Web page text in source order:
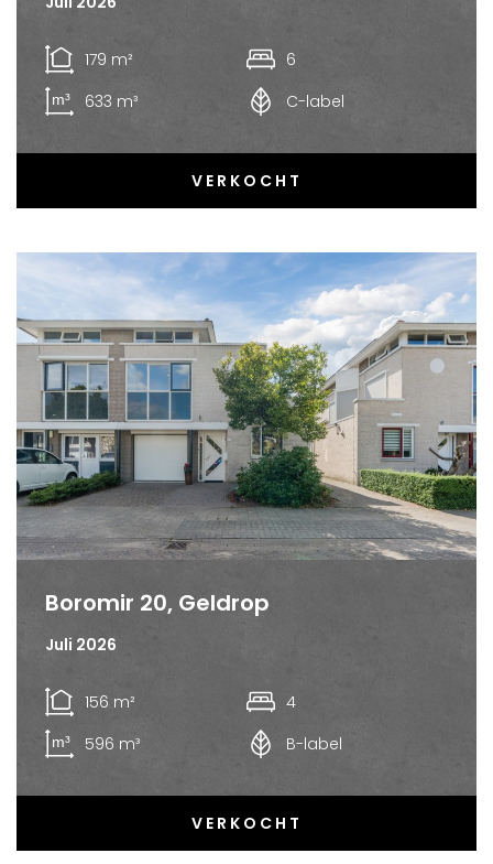
179 m²
6
633 m³
C-label
VERKOCHT
Boromir 20, Geldrop
Juli 2026
156 m²
4
596 m³
B-label
VERKOCHT